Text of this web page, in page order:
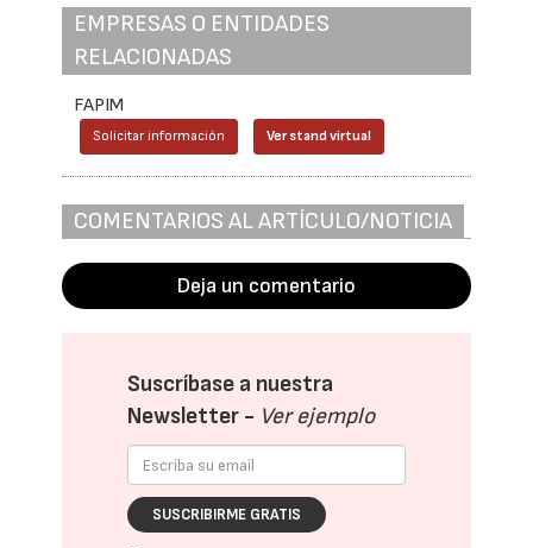
EMPRESAS O ENTIDADES
RELACIONADAS
FAPIM
Solicitar información Ver stand virtual
COMENTARIOS AL ARTÍCULO/NOTICIA
Deja un comentario
Suscríbase a nuestra
Newsletter - Ver ejemplo
SUSCRIBIRME GRATIS